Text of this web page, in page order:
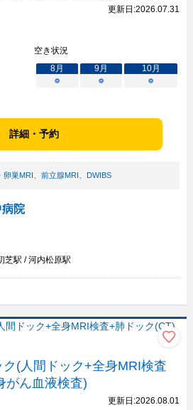
更新日:2026.07.31
空き状況
8月 9月 10月
○
○ ○
詳細・予約
卵巣MRI 、 前立腺MRI 、 DWIBS
院
芝駅 / 河内松原駅
(人間ドック+全身MRI検査
がん血液検査)
更新日:2026.08.01